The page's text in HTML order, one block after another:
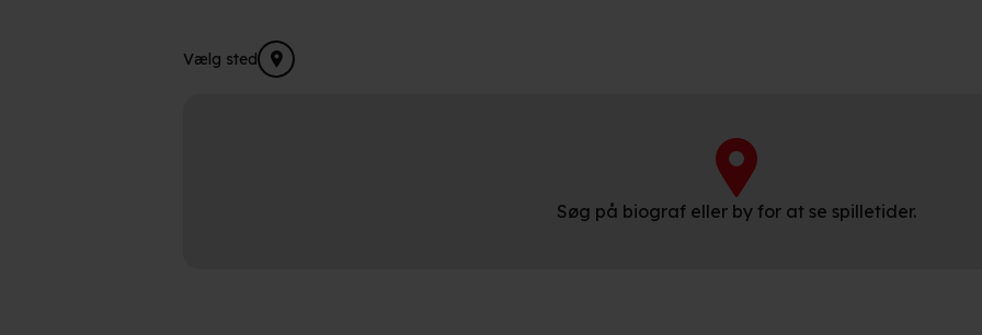
Vælg sted
Søg på biograf eller by for at se spilletider.